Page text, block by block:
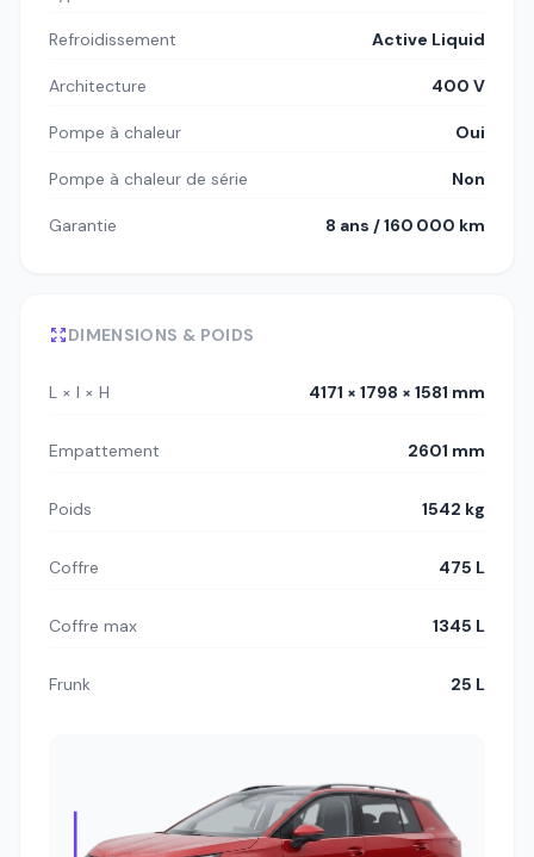
Refroidissement Active Liquid
Architecture 400 V
Pompe à chaleur Oui
Pompe à chaleur de série Non
Garantie 8 ans / 160 000 km
DIMENSIONS & POIDS
L × l × H 4171 × 1798 × 1581 mm
Empattement 2601 mm
Poids 1542 kg
Coffre 475 L
Coffre max 1345 L
Frunk 25 L